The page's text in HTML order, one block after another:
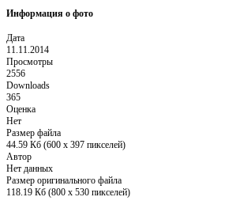
Информация о фото
Дата
11.11.2014
Просмотры
2556
Downloads
365
Оценка
Нет
Размер файла
44.59 Кб (600 x 397 пикселей)
Автор
Нет данных
Размер оригинального файла
118.19 Кб (800 x 530 пикселей)